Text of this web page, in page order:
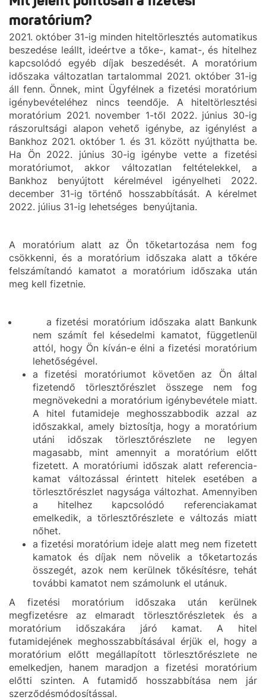
moratórium?
2021. október 31-ig minden hiteltörlesztés automatikus
beszedése leállt, ideértve a tőke-, kamat-, és hitelhez
kapcsolódó egyéb díjak beszedését. A moratórium
időszaka változatlan tartalommal 2021. október 31-ig
áll fenn. Önnek, mint Ügyfélnek a fizetési moratórium
igénybevételéhez nincs teendője. A hiteltörlesztési
moratórium 2021. november 1-től 2022. június 30-ig
rászorultsági alapon vehető igénybe, az igénylést a
Bankhoz 2021. október 1. és 31. között nyújthatta be.
Ha Ön 2022. június 30-ig igénybe vette a fizetési
moratóriumot, akkor változatlan feltételekkel, a
Bankhoz benyújtott kérelmével igényelheti 2022.
december 31-ig történő hosszabbítását. A kérelmet
2022. július 31-ig lehetséges benyújtania.
A moratórium alatt az Ön tőketartozása nem fog
csökkenni, és a moratórium időszaka alatt a tőkére
felszámítandó kamatot a moratórium időszaka után
meg kell fizetnie.
a fizetési moratórium időszaka alatt Bankunk
nem számít fel késedelmi kamatot, függetlenül
attól, hogy Ön kíván-e élni a fizetési moratórium
lehetőségével.
a fizetési moratóriumot követően az Ön által
fizetendő törlesztőrészlet összege nem fog
megnövekedni a moratórium igénybevétele miatt.
A hitel futamideje meghosszabbodik azzal az
időszakkal, amely biztosítja, hogy a moratórium
utáni időszak törlesztőrészlete ne legyen
magasabb, mint amennyit a moratórium előtt
fizetett. A moratóriumi időszak alatt referencia-
kamat változással érintett hitelek esetében a
törlesztőrészlet nagysága változhat. Amennyiben
a hitelhez kapcsolódó referenciakamat
emelkedik, a törlesztőrészlete e változás miatt
nőhet.
a fizetési moratórium ideje alatt meg nem fizetett
kamatok és díjak nem növelik a tőketartozás
összegét, azok nem kerülnek tőkésítésre, tehát
további kamatot nem számolunk el utánuk.
A fizetési moratórium időszaka után kerülnek
megfizetésre az elmaradt törlesztőrészletek és a
moratórium időszakára járó kamat. A hitel
futamidejének meghosszabbításával érjük el, hogy a
moratórium előtt megállapított törlesztőrészlete ne
emelkedjen, hanem maradjon a fizetési moratórium
előtti szinten. A futamidő hosszabbítása nem jár
szerződésmódosítással.